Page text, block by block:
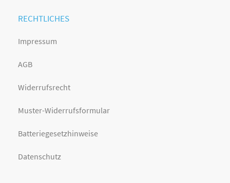
RECHTLICHES
Impressum
AGB
Widerrufsrecht
Muster-Widerrufsformular
Batteriegesetzhinweise
Datenschutz